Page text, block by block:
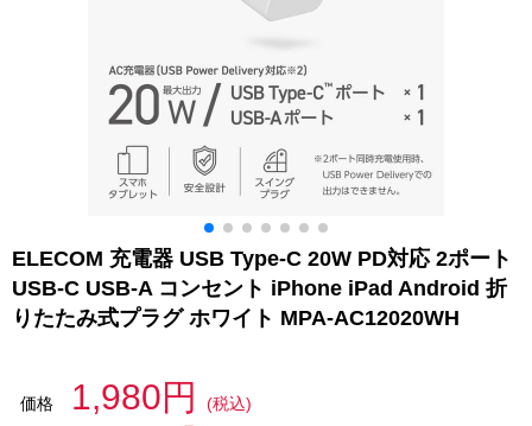
ELECOM 充電器 USB Type-C 20W PD対応 2ポート
USB-C USB-A コンセント iPhone iPad Android 折
りたたみ式プラグ ホワイト MPA-AC12020WH
価格 1,980円
(税込)